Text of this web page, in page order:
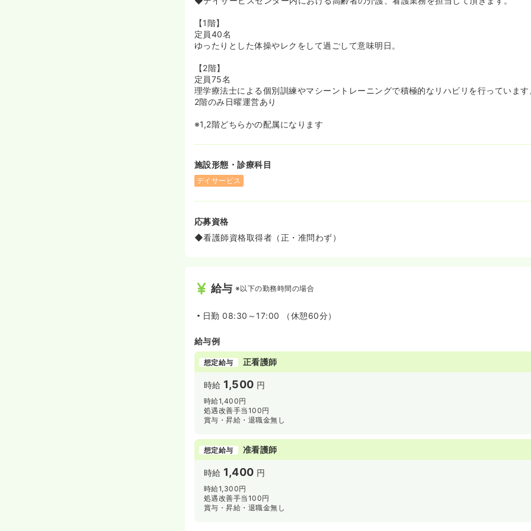
≪母体が安定しています☆≫
◆株式会社シダーは、東証JASDAQに上場していて、全国規模で介護サービスを展開
◆大手ならではの安定感があり、コンプライアンスもしっかり守られています！
◆社会保険完備はもちろん、産前産後・育児休暇の取得実績もあり安心です◯
【1階】
定員40名
ゆったりとした体操やレクをして過ごして意味明日。
【2階】
定員75名
理学療法士による個別訓練やマシーントレーニングで積極的なリハビリを行っています
2階のみ日曜運営あり
※1,2階どちらかの配属になります
施設形態・診療科目
デイサービス
応募資格
◆看護師資格取得者（正・准問わず）
給与 ※以下の勤務時間の場合
日勤 08:30～17:00 （休憩60分）
給与例
想定給与 正看護師
時給 1,500 円
時給1,400円
処遇改善手当100円
賞与・昇給・退職金無し
想定給与 准看護師
時給 1,400 円
時給1,300円
処遇改善手当100円
賞与・昇給・退職金無し